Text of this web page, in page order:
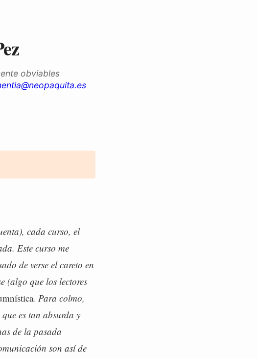
obviables
cada curso, el
Este curso me
de verse el careto en
(algo que los lectores
. Para colmo,
es tan absurda y
de la pasada
son así de